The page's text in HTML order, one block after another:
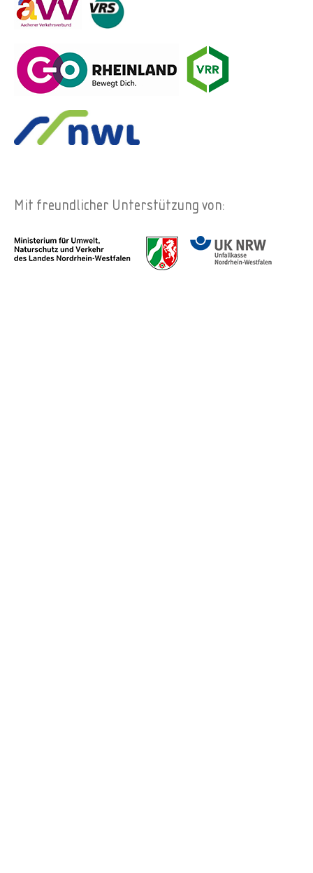
Mit freundlicher Unterstützung von: